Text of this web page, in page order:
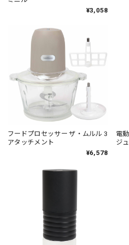
¥3,058
フードプロセッサー ザ・ムルル 3
アタッチメント
¥6,578
電
ジュ